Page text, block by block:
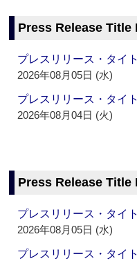
Press Release Title
プレスリリース・タイ
2026年08月05日 (水)
プレスリリース・タイ
2026年08月04日 (火)
Press Release Title
プレスリリース・タイ
2026年08月05日 (水)
プレスリリース・タイ